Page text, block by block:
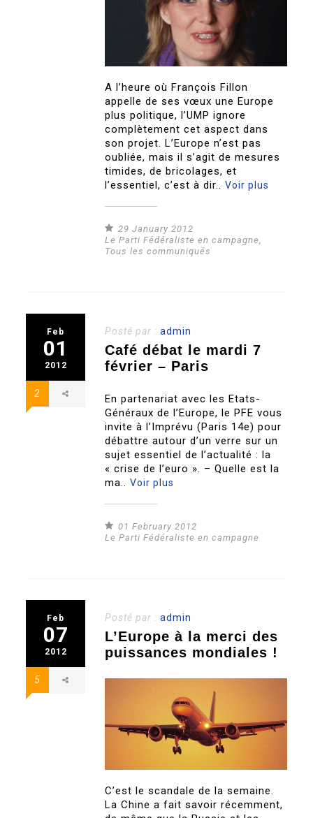
A l’heure où François Fillon
appelle de ses vœux une Europe
plus politique, l’UMP ignore
complètement cet aspect dans
son projet. L’Europe n’est pas
oubliée, mais il s’agit de mesures
timides, de bricolages, et
l’essentiel, c’est à dir..Voir plus
29 January 2012
Le Parti Fédéraliste en campagne,
Tous les communiqués
Feb
01
2012
2
Posté par :admin
Café débat le mardi 7
février – Paris
En partenariat avec les Etats-
Généraux de l’Europe, le PFE vous
invite à l’Imprévu (Paris 14e) pour
débattre autour d’un verre sur un
sujet essentiel de l’actualité : la
« crise de l’euro ». – Quelle est la
ma..Voir plus
01 February 2012
Le Parti Fédéraliste en campagne
Feb
07
2012
5
Posté par :admin
L’Europe à la merci des
puissances mondiales !
C’est le scandale de la semaine.
La Chine a fait savoir récemment,